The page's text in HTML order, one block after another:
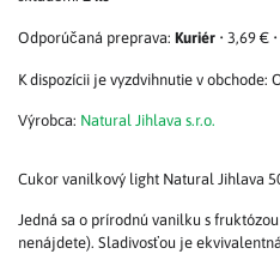
Kuriér • 3,69 € •
Výrobca: Natural Jihlava s.r.o.
Cukor vanilkový light Natural Jihlava
Jedná sa o prírodnú vanilku s
nenájdete). Sladivosťou je